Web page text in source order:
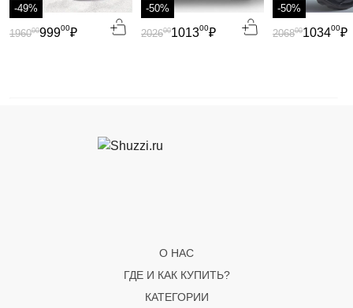
-49%
99900₽
196000
-50%
101300₽
202600
-50%
103400₽
206800
О НАС
ГДЕ И КАК КУПИТЬ?
КАТЕГОРИИ